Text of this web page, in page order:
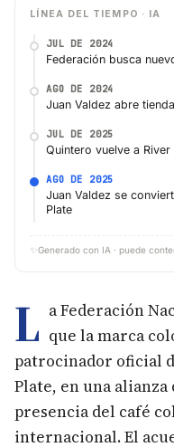
LÍNEA DEL TIEMPO · IA
JUL DE 2024
Federación busca
AGO DE 2024
Juan Valdez abre
JUL DE 2025
Quintero vuelve a River
AGO DE 2025
Juan Valdez se
Plate
✨ Generado con IA · puede
L a Federación
que la marca
patrocinador oficial
Plate, en una
presencia del café
internacional. El